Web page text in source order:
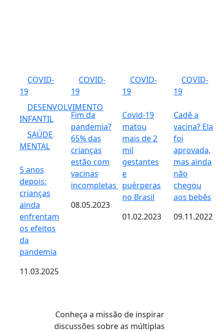
COVID-
19
DESENVOLVIMENTO
INFANTIL
SAÚDE
MENTAL
5 anos
depois:
crianças
ainda
enfrentam
os efeitos
da
pandemia
11.03.2025
COVID-
19
Fim da
pandemia?
65% das
crianças
estão com
vacinas
incompletas
08.05.2023
COVID-
19
Covid-19
matou
mais de 2
mil
gestantes
e
puérperas
no Brasil
01.02.2023
COVID-
19
Cadê a
vacina? Ela
foi
aprovada,
mas ainda
não
chegou
aos bebês
09.11.2022
Conheça a missão de inspirar
discussões sobre as múltiplas